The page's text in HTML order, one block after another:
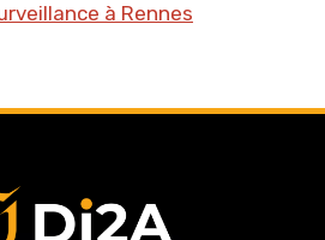
à Rennes